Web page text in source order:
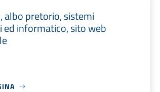
albo pretorio, sistemi
informatico, sito web